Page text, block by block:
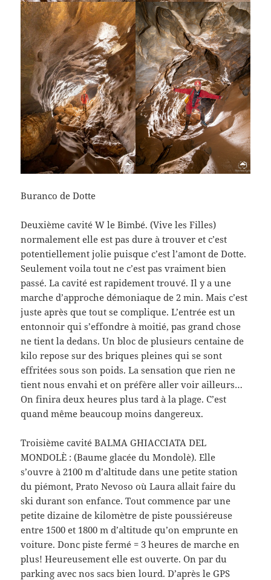
Buranco de Dotte
Deuxième cavité W le Bimbé. (Vive les Filles)
normalement elle est pas dure à trouver et c’est
potentiellement jolie puisque c’est l’amont de Dotte.
Seulement voila tout ne c’est pas vraiment bien
passé. La cavité est rapidement trouvé. Il y a une
marche d’approche démoniaque de 2 min. Mais c’est
juste après que tout se complique. L’entrée est un
entonnoir qui s’effondre à moitié, pas grand chose
ne tient la dedans. Un bloc de plusieurs centaine de
kilo repose sur des briques pleines qui se sont
effritées sous son poids. La sensation que rien ne
tient nous envahi et on préfère aller voir ailleurs…
On finira deux heures plus tard à la plage. C’est
quand même beaucoup moins dangereux.
Troisième cavité BALMA GHIACCIATA DEL
MONDOLÈ : (Baume glacée du Mondolè). Elle
s’ouvre à 2100 m d’altitude dans une petite station
du piémont, Prato Nevoso où Laura allait faire du
ski durant son enfance. Tout commence par une
petite dizaine de kilomètre de piste poussiéreuse
entre 1500 et 1800 m d’altitude qu’on emprunte en
voiture. Donc piste fermé = 3 heures de marche en
plus! Heureusement elle est ouverte. On par du
parking avec nos sacs bien lourd. D’après le GPS